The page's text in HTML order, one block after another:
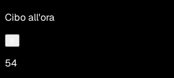
Cibo all'ora
54